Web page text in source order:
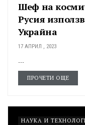
Шеф на
Русия
Украйна
17 АПРИЛ , 2023
...
ПРОЧЕТИ ОЩЕ
НАУКА И